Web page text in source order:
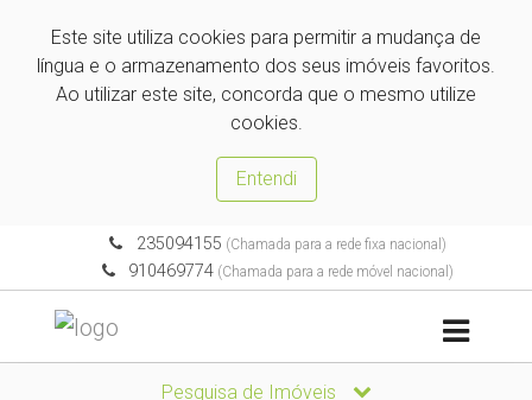
Este site utiliza cookies para permitir a mudança de
língua e o armazenamento dos seus imóveis favoritos.
Ao utilizar este site, concorda que o mesmo utilize
cookies.
Entendi
235094155 (Chamada para a rede fixa nacional)
910469774 (Chamada para a rede móvel nacional)
Pesquisa de Imóveis